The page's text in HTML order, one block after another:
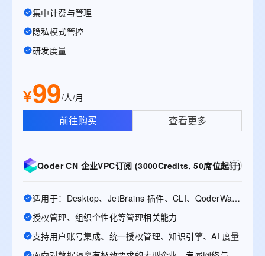
集中计费与管理
隐私模式管控
研发度量
¥99/人/月
前往购买 查看更多
Qoder CN 企业VPC订阅 (3000Credits, 50席位起订)
适用于：Desktop、JetBrains 插件、CLI、QoderWake、Mobile
授权管理、组织个性化等管理相关能力
支持用户账号集成、统一授权管理、知识引擎、AI 度量